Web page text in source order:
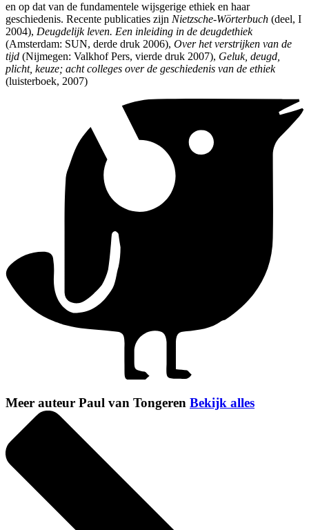
en op dat van de fundamentele wijsgerige ethiek en haar
geschiedenis. Recente publicaties zijn Nietzsche-Wörterbuch (deel, I
2004), Deugdelijk leven. Een inleiding in de deugdethiek
(Amsterdam: SUN, derde druk 2006), Over het verstrijken van de
tijd (Nijmegen: Valkhof Pers, vierde druk 2007), Geluk, deugd,
plicht, keuze; acht colleges over de geschiedenis van de ethiek
(luisterboek, 2007)
Meer auteur Paul van Tongeren Bekijk alles